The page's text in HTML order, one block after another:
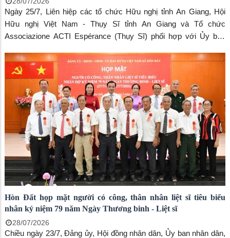
Ngày 25/7, Liên hiệp các tổ chức Hữu nghị tỉnh An Giang, Hội
Hữu nghị Việt Nam - Thụy Sĩ tỉnh An Giang và Tổ chức
Associazione ACTI Espérance (Thụy Sĩ) phối hợp với Ủy ban
dụng công trình xây dựng mới 02 phòng học tại Trường Mầm non
Thổ Sơn, điểm Vạn Thanh, xã Hòn Đất. Đến dự buổi lễ có ông
Trần Chí Dũng - Chủ tịch Liên hiệp các tổ chức Hữu nghị tỉnh An
Giang; ông Tô Văn Dân - Phó Chủ tịch Liên hiệp các tổ chức Hữu
nghị tỉnh An Giang; ông Nguyễn Ngọc Ánh - Đại diện Tổ chức
Associazione ACTI Espérance tại Việt Nam; ông Huỳnh Ngọc
Bảo - Phó Chủ tịch Hội Hữu nghị Việt Nam - Thụy Sĩ tỉnh An
Giang.
Hòn Đất họp mặt người có công, thân nhân liệt sĩ tiêu biểu
nhân kỷ niệm 79 năm Ngày Thương binh - Liệt sĩ
28/07/2026
Chiều ngày 23/7, Đảng ủy, Hội đồng nhân dân, Ủy ban nhân dân,